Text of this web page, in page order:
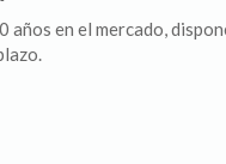
años en el mercado,